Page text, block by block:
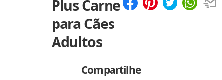
Plus Carne
para Cães
Adultos
Compartilhe